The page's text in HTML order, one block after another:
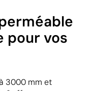
pour vos
3000 mm et